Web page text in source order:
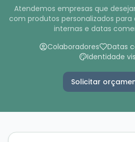
Atendemos empresas que
com produtos personalizados
internas e datas
Colaboradores
Datas
Identidade
Solicitar